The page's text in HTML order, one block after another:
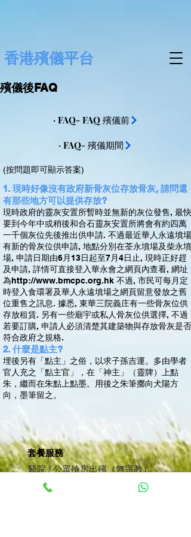
香港殯儀平台
殯儀後FAQ
· FAQ- FAQ 殯儀前
· FAQ- 殯儀期間
(按問題即可顯示答案)
1. 現時好像沒有政府新骨灰位存放骨灰, 請問還
有那些地方可以提供存放?
現時政府的靈灰安置所暫時並無新的灰位發售, 最快
要到今年中或稍後和合石靈灰安置所將會有約四萬
一千個灰位先後推出供申請. 不過最近華人永遠墳場
有新的骨灰位供申請, 地點分別在荃永墳場及柴永墳
場, 申請日期由6月13日起至7月4日止, 現時正好趕
及申請, 詳情可直接登入華永會之網頁內查看, 網址
為http://www.bmcpc.org.hk 不過, 市民可每月定
時登入食環署及華人永遠墳場之網頁留意發放之舊
位重售之訊息. 據悉, 東華三院義庄有一些骨灰位供
存放租賃. 另有一些廟宇或私人骨灰位供選擇, 不過
若要訂購, 申請人必須清楚其建築物與存放骨灰是否
符合政府之規格.
2. 什麼是點主?
埋後另有「點主」之俗，以求子孫吉運。多由學者
官人充之「點主官」，在「神主」（靈牌）上點
朱，繼而在朱點上點墨。用後之朱筆擲向犬陽方
向，墨筆留之。
套餐服務
醫院 / 公眾殮房出殯（無宗教）
醫院 / 公眾殮房出殯（教會儀式）